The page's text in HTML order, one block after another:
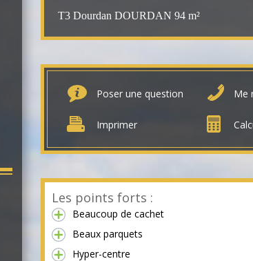
T3 Dourdan DOURDAN 94 m²
Poser une question Me
Imprimer
Les points forts :
Beaucoup de cachet
Beaux parquets
Hyper-centre